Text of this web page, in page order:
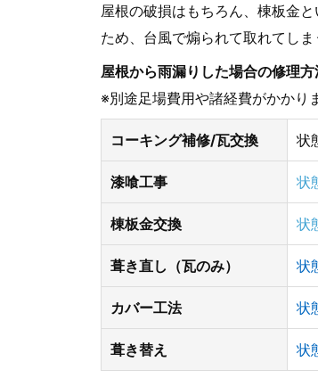
屋根の破損はもちろん、棟板金
ため、台風で煽られて取れてし
屋根から雨漏りした場合の修理
※別途足場費用や諸経費がかかり
コーキング補修/瓦交換 状
漆喰工事 状
棟板金交換 状
葺き直し（瓦のみ） 状
カバー工法 状
葺き替え 状